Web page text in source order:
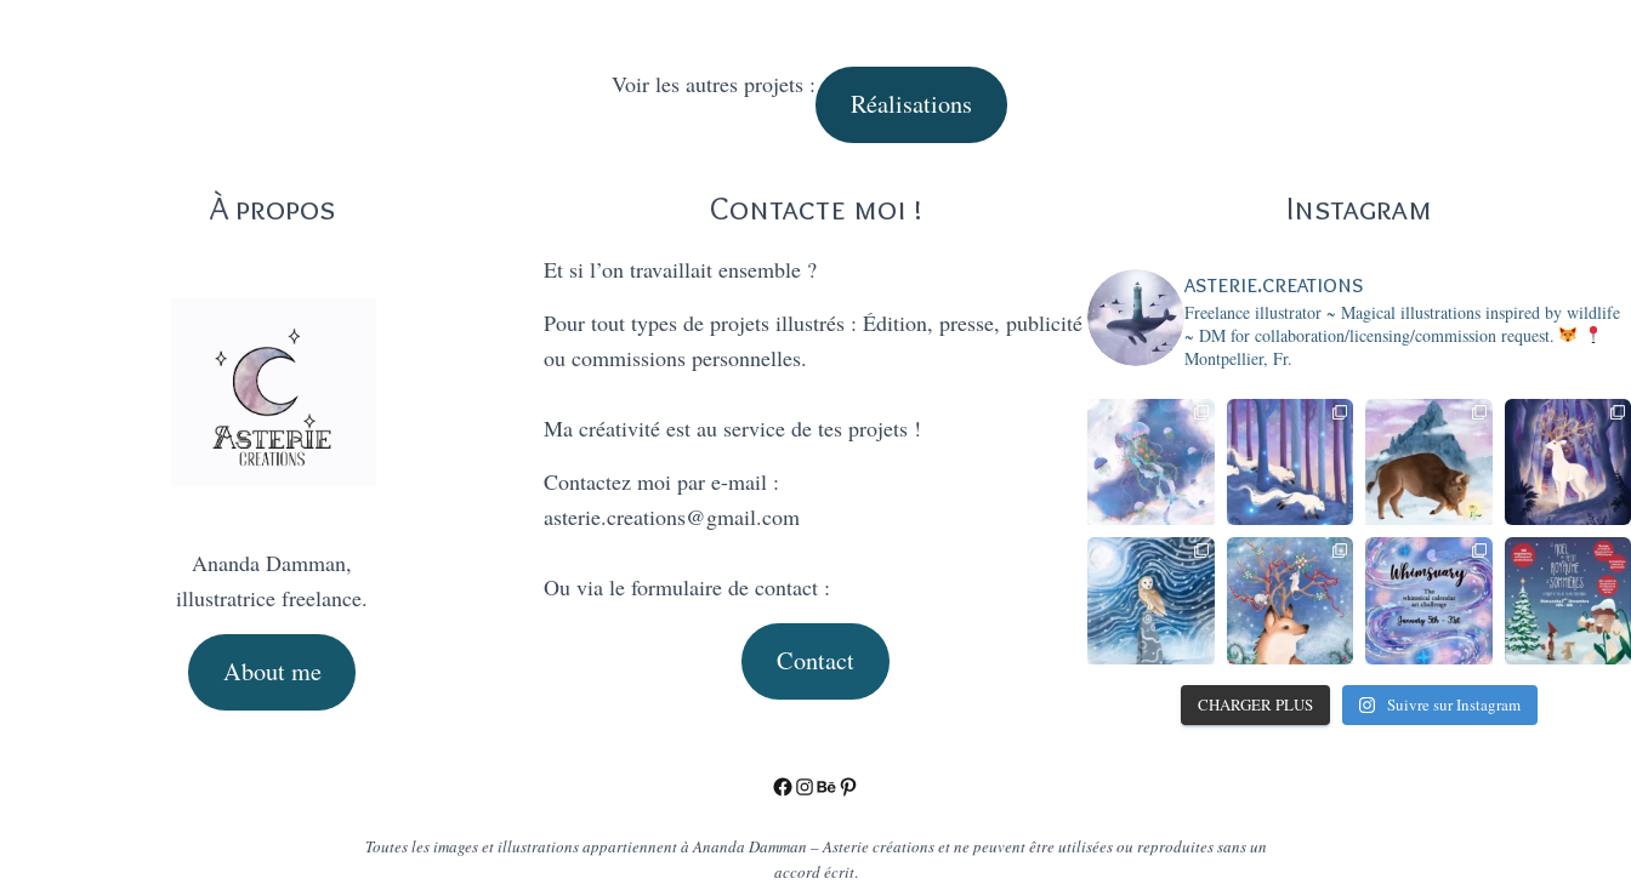
Voir les autres projets :
Réalisations
À propos
Ananda Damman,
illustratrice freelance.
About me
Contacte moi !
Et si l’on travaillait ensemble ?
Pour tout types de projets illustrés : Édition, presse, publicité
ou commissions personnelles.
Ma créativité est au service de tes projets !
Contactez moi par e-mail :
asterie.creations@gmail.com
Ou via le formulaire de contact :
Contact
Instagram
asterie.creations
Freelance illustrator ~ Magical illustrations inspired by wildlife
~ DM for collaboration/licensing/commission request.
Montpellier, Fr.
CHARGER PLUS Suivre sur Instagram
Facebook
Instagram
Behance
Pinterest
Toutes les images et illustrations appartiennent à Ananda Damman – Asterie créations et ne peuvent être utilisées ou reproduites sans un
accord écrit.